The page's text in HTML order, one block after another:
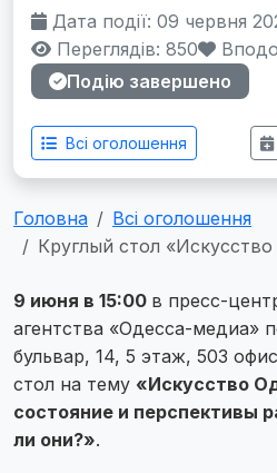
Дата події: 09 червня
Переглядів: 850
Подію завершено
Всі оголошення
Головна
Всі оголошення
Круглый стол
9 июня в 15:00 в пресс-
агентства «Одесса-медиа»
бульвар, 14, 5 этаж, 503
стол на тему «Искусство
состояние и перспективы
ли они?».